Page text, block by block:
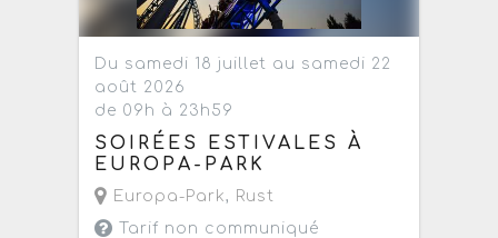
Du samedi 18 juillet au samedi 22
août 2026
de 09h à 23h59
SOIRÉES ESTIVALES À
EUROPA-PARK
Europa-Park, Rust
Tarif non communiqué